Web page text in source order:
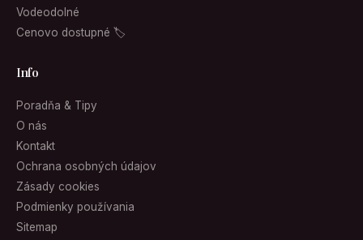
Vodeodolné
Cenovo dostupné 🏷
Info
Poradňa & Tipy
O nás
Kontakt
Ochrana osobných údajov
Zásady cookies
Podmienky používania
Sitemap